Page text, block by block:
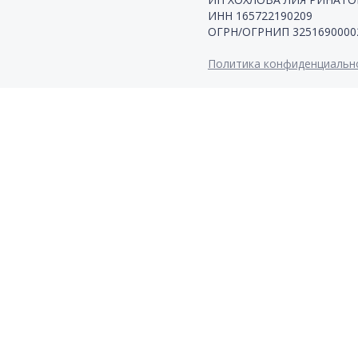
ИНН 165722190209
ОГРН/ОГРНИП
Политика